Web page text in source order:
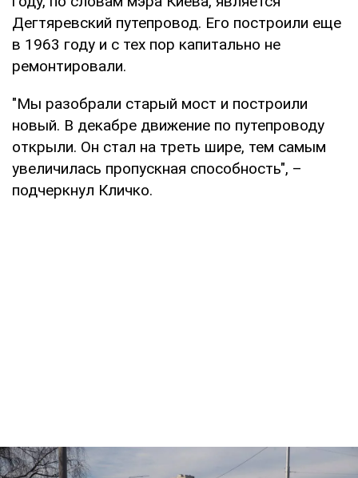
Дегтяревский путепровод. Его построили еще
в 1963 году и с тех пор капитально не
ремонтировали.
"Мы разобрали старый мост и построили
новый. В декабре движение по путепроводу
открыли. Он стал на треть шире, тем самым
увеличилась пропускная способность", –
подчеркнул Кличко.